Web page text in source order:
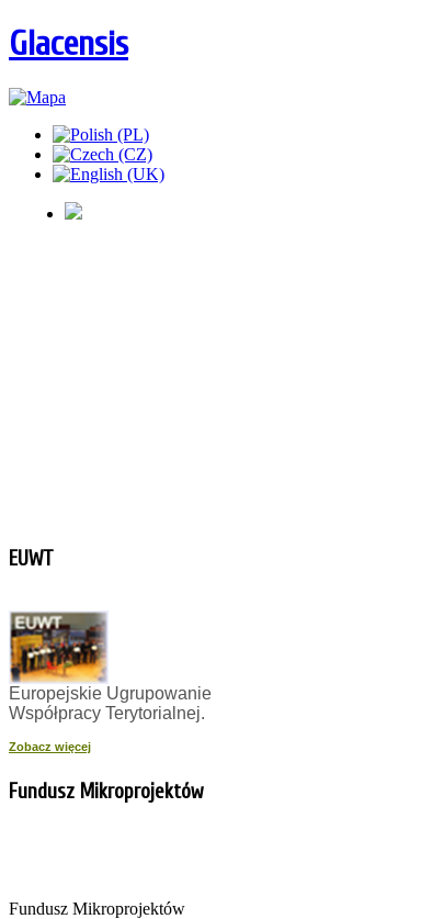
Glacensis
EUWT
Europejskie Ugrupowanie
Współpracy Terytorialnej.
Zobacz więcej
Fundusz Mikroprojektów
Fundusz Mikroprojektów